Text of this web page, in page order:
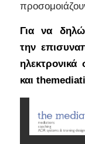
Για να
την
ηλεκτρονικά
και